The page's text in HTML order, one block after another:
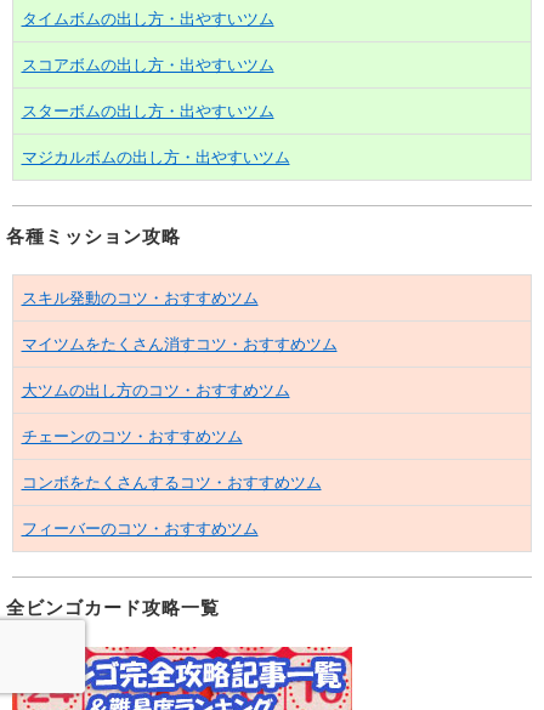
タイムボムの出し方・出やすいツム
スコアボムの出し方・出やすいツム
スターボムの出し方・出やすいツム
マジカルボムの出し方・出やすいツム
各種ミッション攻略
スキル発動のコツ・おすすめツム
マイツムをたくさん消すコツ・おすすめツム
大ツムの出し方のコツ・おすすめツム
チェーンのコツ・おすすめツム
コンボをたくさんするコツ・おすすめツム
フィーバーのコツ・おすすめツム
全ビンゴカード攻略一覧